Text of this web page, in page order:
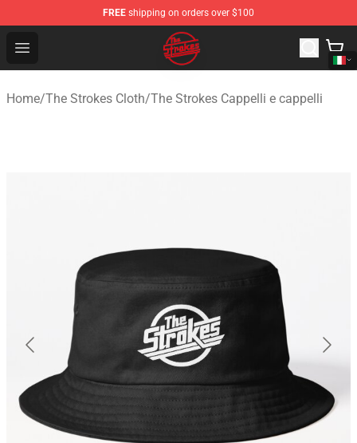
FREE shipping on orders over $100
Open menu
The Strokes Shop - Official The Strokes Merchandise
Home/The Strokes Cloth/The Strokes Cappelli e cappelli